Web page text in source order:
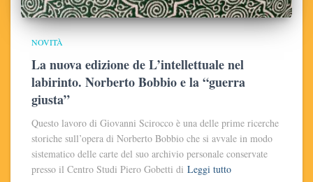
NOVITÀ
La nuova edizione de L’intellettuale nel
labirinto. Norberto Bobbio e la “guerra
giusta”
Questo lavoro di Giovanni Scirocco è una delle prime ricerche
storiche sull’opera di Norberto Bobbio che si avvale in modo
sistematico delle carte del suo archivio personale conservate
presso il Centro Studi Piero Gobetti di Leggi tutto